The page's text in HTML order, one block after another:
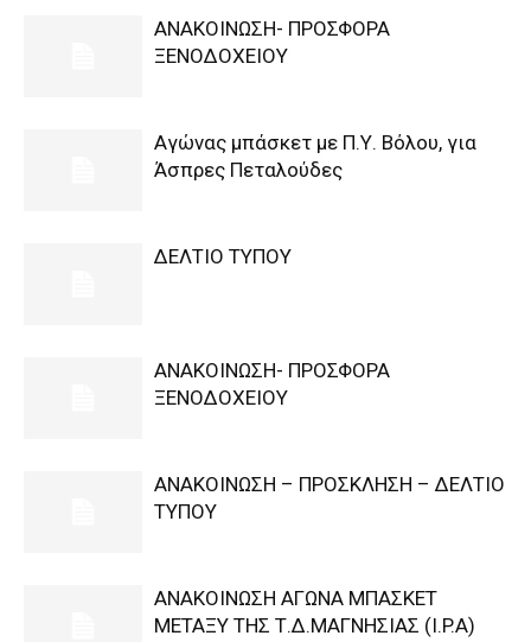
ΑΝΑΚΟΙΝΩΣΗ- ΠΡΟΣΦΟΡΑ
ΞΕΝΟΔΟΧΕΙΟΥ
Αγώνας μπάσκετ με Π.Υ. Βόλου, για
Άσπρες Πεταλούδες
ΔΕΛΤΙΟ ΤΥΠΟΥ
ΑΝΑΚΟΙΝΩΣΗ- ΠΡΟΣΦΟΡΑ
ΞΕΝΟΔΟΧΕΙΟΥ
ΑΝΑΚΟΙΝΩΣΗ – ΠΡΟΣΚΛΗΣΗ – ΔΕΛΤΙΟ
ΤΥΠΟΥ
ΑΝΑΚΟΙΝΩΣΗ ΑΓΩΝΑ ΜΠΑΣΚΕΤ
ΜΕΤΑΞΥ ΤΗΣ Τ.Δ.ΜΑΓΝΗΣΙΑΣ (I.P.A)